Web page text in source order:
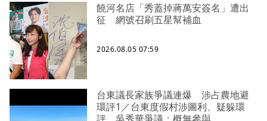
饒河名店「秀蓋掉蔣萬安簽名」遭出
征 網號召刷五星幫補血
2026.08.05 07:59
台東議長家族爭議連爆 涉占農地避
環評1／台東度假村涉圖利、疑躲環